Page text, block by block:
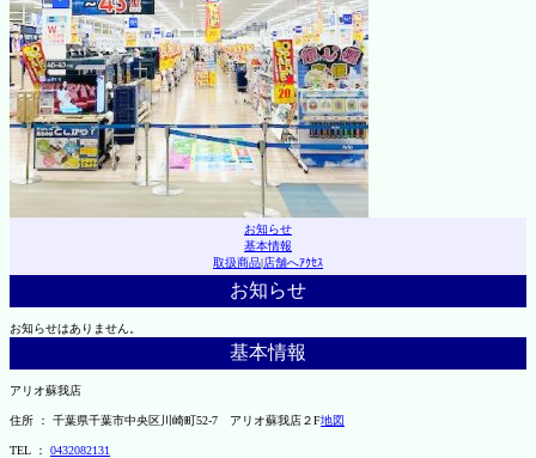
お知らせ
基本情報
取扱商品|店舗へｱｸｾｽ
お知らせ
お知らせはありません。
基本情報
アリオ蘇我店
住所 ： 千葉県千葉市中央区川崎町52-7 アリオ蘇我店２F地図
TEL ： 0432082131